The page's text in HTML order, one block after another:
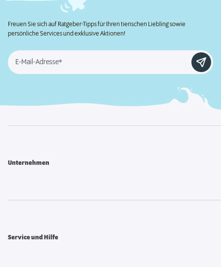
Freuen Sie sich auf Ratgeber-Tipps für Ihren tierischen Liebling sowie
persönliche Services und exklusive Aktionen!
E-Mail-Adresse*
Unternehmen
Service und Hilfe